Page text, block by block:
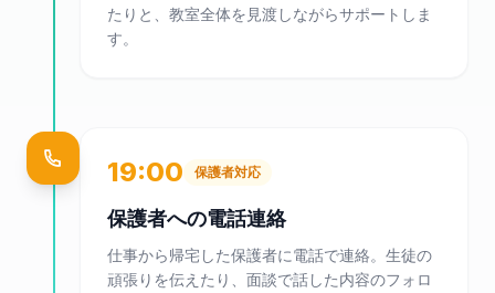
たりと、教室全体を見渡しながらサポートしま
す。
19:00 保護者対応
保護者への電話連絡
仕事から帰宅した保護者に電話で連絡。生徒の
頑張りを伝えたり、面談で話した内容のフォロ